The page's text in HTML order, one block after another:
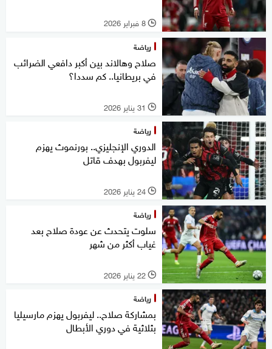
l 8 فبراير 2026
رياضة
صلاح وهالاند بين أكبر دافعي الضرائب
في بريطانيا.. كم سددا؟
l 31 يناير 2026
رياضة
الدوري الإنجليزي.. بورنموث يهزم
ليفربول بهدف قاتل
l 24 يناير 2026
رياضة
سلوت يتحدث عن عودة صلاح بعد
غياب أكثر من شهر
l 22 يناير 2026
رياضة
بمشاركة صلاح.. ليفربول يهزم مارسيليا
بثلاثية في دوري الأبطال